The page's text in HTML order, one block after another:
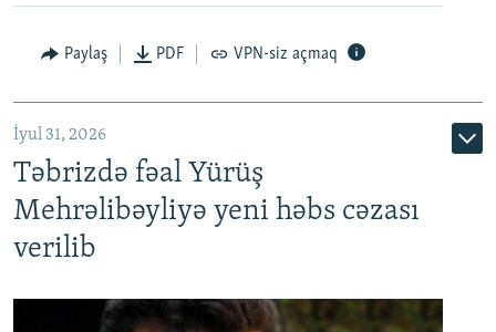
Paylaş PDF VPN-siz açmaq
İyul 31, 2026
Təbrizdə fəal Yürüş
Mehrəlibəyliyə yeni həbs cəzası
verilib